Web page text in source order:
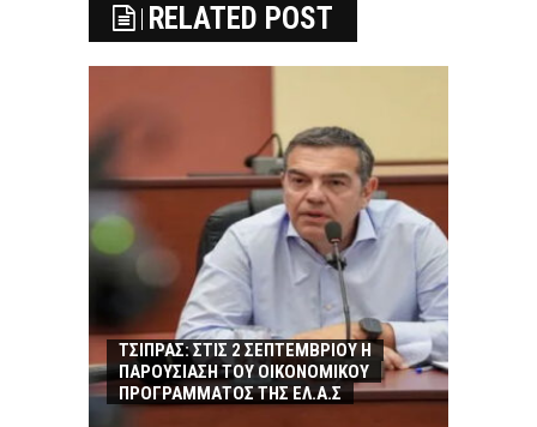
RELATED POST
ΤΣΙΠΡΑΣ: ΣΤΙΣ 2 ΣΕΠΤΕΜΒΡΙΟΥ Η
ΠΑΡΟΥΣΙΑΣΗ ΤΟΥ ΟΙΚΟΝΟΜΙΚΟΥ
ΠΡΟΓΡΑΜΜΑΤΟΣ ΤΗΣ ΕΛ.Α.Σ